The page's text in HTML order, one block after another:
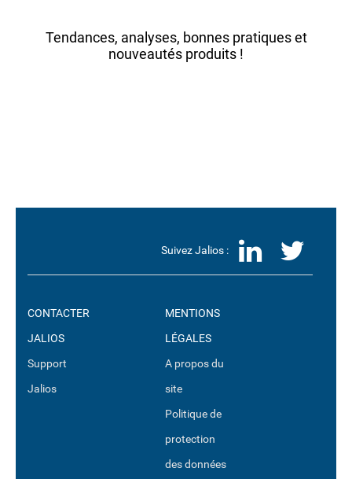
Tendances, analyses, bonnes pratiques et
nouveautés produits !
Suivez Jalios :
CONTACTER
JALIOS
Support
Jalios
MENTIONS
LÉGALES
A propos du
site
Politique de
protection
des données